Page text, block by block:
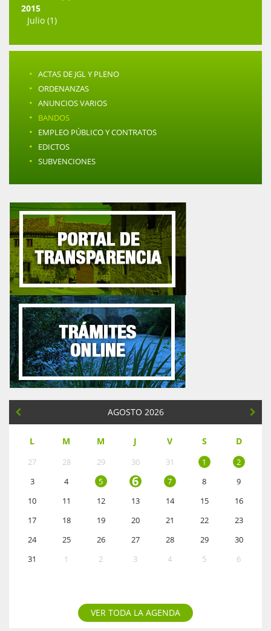
2015
Julio (1)
· ACTAS DE JGL Y PLENO
· ORDENANZAS
· ANUNCIOS VARIOS
· BANDOS
· EMPLEO PÚBLICO Y CONTRATOS
· EDICTOS
· SUBVENCIONES
AGOSTO 2026
L M M J V S D
27 28 29 30 31 1
2
3
4 5 6 7 8
9
10
11 12 13 14 15
16
17
18 19 20 21 22
23
24
25 26 27 28 29
30
31
1 2 3 4 5 6
VER TODA LA AGENDA